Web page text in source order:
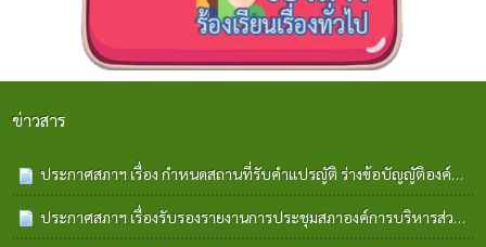
ข่าวสาร
ประกาศสภาฯ เรื่อง กำหนดสถานที่รับคำแปรญัติ ร่างข้อบัญญัติองค์การบริหารส่วนตำบล พ.ศ.2570
ประกาศสภาฯ เรื่องรับรองรายงานการประชุมสภาองค์การบริหารส่วนตำบลแสลงพัน สมัยประชุมสามัญ สมัยที่ 2 ครั้งที่ 1 ประจำปี พ.ศ. 2569 สมัยประชุมสามัญ สมัยที่ 2 ครั้งที่ 2 พ.ศ.2569